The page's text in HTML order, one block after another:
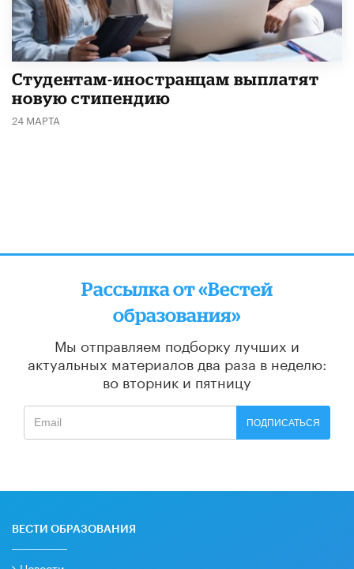
Студентам-иностранцам выплатят
новую стипендию
24 МАРТА
Рассылка от «Вестей
образования»
Мы отправляем подборку лучших и
актуальных материалов два раза в неделю:
во вторник и пятницу
ПОДПИСАТЬСЯ
ВЕСТИ ОБРАЗОВАНИЯ